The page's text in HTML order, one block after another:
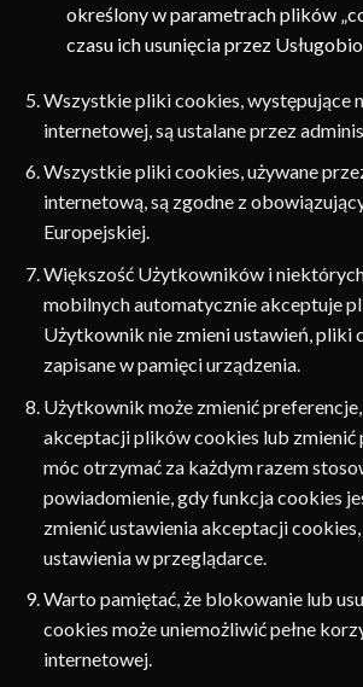
określony w parametrach plików
czasu ich usunięcia przez
Wszystkie pliki cookies, występujące
internetowej, są ustalane przez
Wszystkie pliki cookies, używane
internetową, są zgodne z
Europejskiej.
Większość Użytkowników i
mobilnych automatycznie akceptuje
Użytkownik nie zmieni ustawień, pliki
zapisane w pamięci urządzenia.
Użytkownik może zmienić
akceptacji plików cookies lub zmienić
móc otrzymać za każdym razem
powiadomienie, gdy funkcja cookies
zmienić ustawienia akceptacji
ustawienia w przeglądarce.
Warto pamiętać, że blokowanie lub
cookies może uniemożliwić pełne
internetowej.